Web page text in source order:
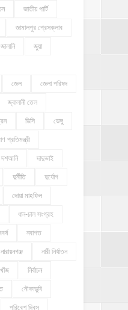
জাতীয় পার্টি
জামালপুর প্রেসক্লাব
জালানি জুয়া
জেল জেলা পরিষদ
জ্বালানী তেল
ডিসি ডেঙ্গু
প্রতিমন্ত্রী
দশআনি দাদুভাই
দুর্নীতি দুর্যোগ
দোয়া মাহফিল
ধান-চাল সংগ্রহ
নবাগত
নারায়নগঞ্জ নারী নির্যাতন
নির্বাচন
নৌকাডুবি
পরিবেশ দিবস